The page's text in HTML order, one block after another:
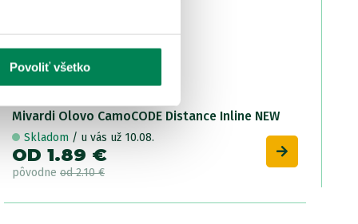
Povoliť všetko
-
nie je skladomUPOZORNIŤ
1.59 €
1.43 €
-
Mivardi Olovo CamoCODE Distance Inline NEW
Skladom / u vás už 10.08.
OD 1.89 €
pôvodne od 2.10 €